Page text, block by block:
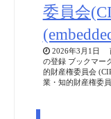
委員会
2026年3月1日
の登録 ブックマー
的財産権委員会
業・知的財産権委